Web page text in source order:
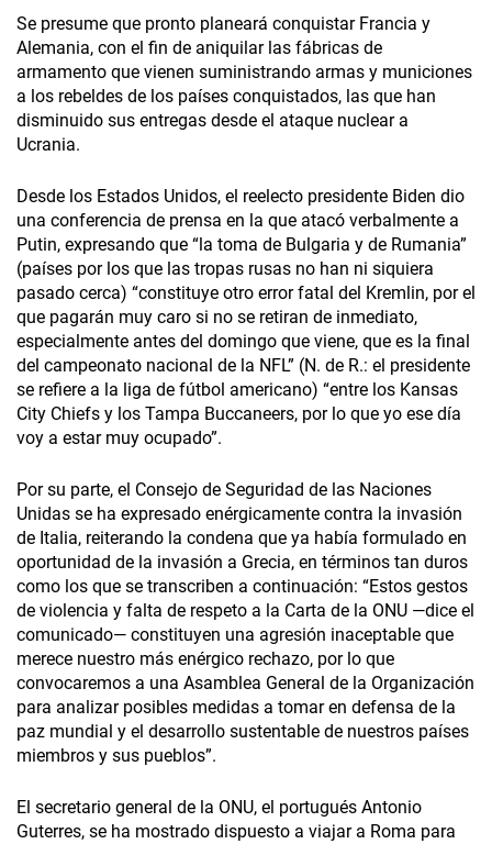
Se presume que pronto planeará conquistar Francia y
Alemania, con el fin de aniquilar las fábricas de
armamento que vienen suministrando armas y municiones
a los rebeldes de los países conquistados, las que han
disminuido sus entregas desde el ataque nuclear a
Ucrania.
Desde los Estados Unidos, el reelecto presidente Biden dio
una conferencia de prensa en la que atacó verbalmente a
Putin, expresando que “la toma de Bulgaria y de Rumania”
(países por los que las tropas rusas no han ni siquiera
pasado cerca) “constituye otro error fatal del Kremlin, por el
que pagarán muy caro si no se retiran de inmediato,
especialmente antes del domingo que viene, que es la final
del campeonato nacional de la NFL” (N. de R.: el presidente
se refiere a la liga de fútbol americano) “entre los Kansas
City Chiefs y los Tampa Buccaneers, por lo que yo ese día
voy a estar muy ocupado”.
Por su parte, el Consejo de Seguridad de las Naciones
Unidas se ha expresado enérgicamente contra la invasión
de Italia, reiterando la condena que ya había formulado en
oportunidad de la invasión a Grecia, en términos tan duros
como los que se transcriben a continuación: “Estos gestos
de violencia y falta de respeto a la Carta de la ONU —dice el
comunicado— constituyen una agresión inaceptable que
merece nuestro más enérgico rechazo, por lo que
convocaremos a una Asamblea General de la Organización
para analizar posibles medidas a tomar en defensa de la
paz mundial y el desarrollo sustentable de nuestros países
miembros y sus pueblos”.
El secretario general de la ONU, el portugués Antonio
Guterres, se ha mostrado dispuesto a viajar a Roma para